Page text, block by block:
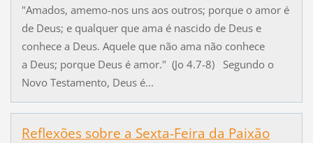
"Amados, amemo-nos uns aos outros; porque o amor é
de Deus; e qualquer que ama é nascido de Deus e
conhece a Deus. Aquele que não ama não conhece
a Deus; porque Deus é amor." (Jo 4.7-8) Segundo o
Novo Testamento, Deus é...
Reflexões sobre a Sexta-Feira da Paixão